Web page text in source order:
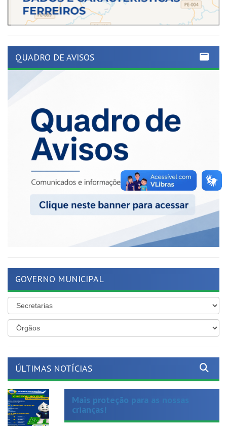
Mais proteção para as nossas
crianças!
Publicado em: 19 de junho de 2026